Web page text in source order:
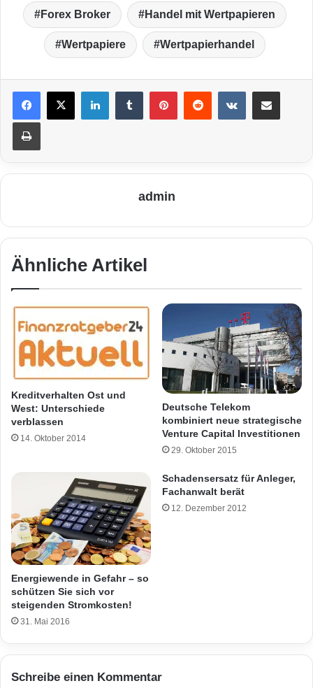
Forex Broker Handel mit Wertpapieren
Wertpapiere Wertpapierhandel
LinkedIn VKontakte
Drucken
admin
Ähnliche Artikel
Kreditverhalten Ost und
West: Unterschiede
verblassen
14. Oktober 2014
Deutsche Telekom
kombiniert neue strategische
Venture Capital Investitionen
29. Oktober 2015
Energiewende in Gefahr – so
schützen Sie sich vor
steigenden Stromkosten!
31. Mai 2016
Schadensersatz für Anleger,
Fachanwalt berät
12. Dezember 2012
Schreibe einen Kommentar